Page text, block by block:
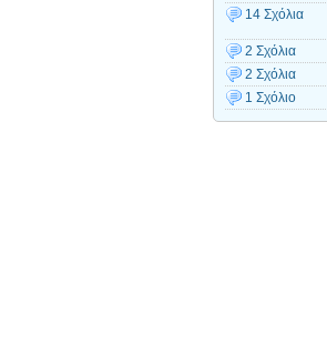
14 Σχόλια
2 Σχόλια
2 Σχόλια
1 Σχόλιο